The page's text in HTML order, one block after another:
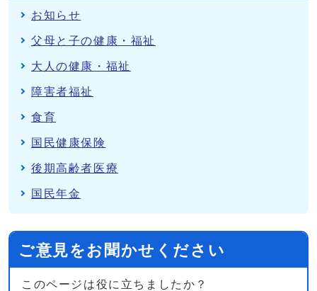
お知らせ
父母と子の健康・福祉
大人の健康・福祉
障害者福祉
食育
国民健康保険
後期高齢者医療
国民年金
ご意見をお聞かせください
このページは役に立ちましたか？